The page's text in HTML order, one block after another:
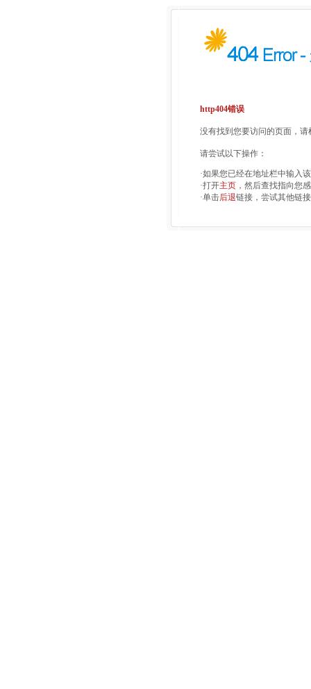
http404错误
没有找到您要访问的页面，
请尝试以下操作：
·如果您已经在地址栏中输入
·打开主页 ，然后查找指向您
·单击后退链接，尝试其他链